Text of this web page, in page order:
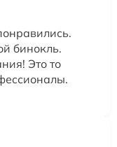
бинокль.
Это то